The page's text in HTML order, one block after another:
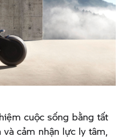
cuộc sống bằng tất
và cảm nhận lực ly tâm,